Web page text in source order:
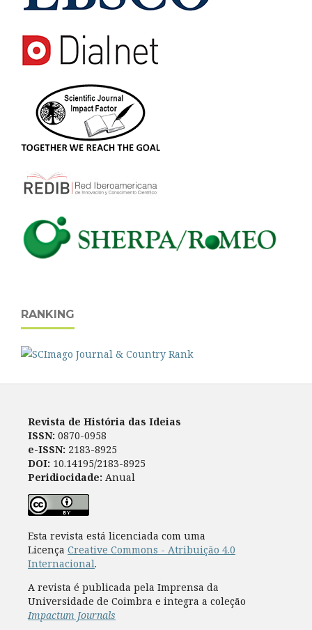
RANKING
Revista de História das Ideias
ISSN: 0870-0958
e-ISSN: 2183-8925
DOI: 10.14195/2183-8925
Peridiocidade: Anual
Esta revista está licenciada com uma
Licença Creative Commons - Atribuição 4.0
Internacional.
A revista é publicada pela Imprensa da
Universidade de Coimbra e integra a coleção
Impactum Journals